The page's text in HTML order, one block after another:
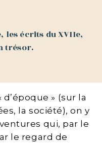
les écrits du XVIIe,
trésor.
» (sur la
la société), on y
qui, par le
le regard de